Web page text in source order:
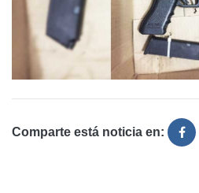
Comparte está noticia en: